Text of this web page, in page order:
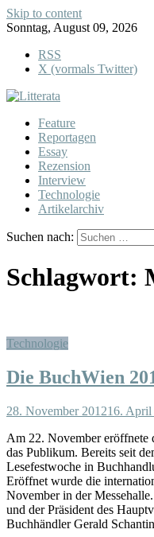
Skip to content
Sonntag, August 09, 2026
RSS
X (vormals Twitter)
Feature
Reportagen
Essay
Rezension
Interview
Technologie
Artikelarchiv
Suchen nach:
Schlagwort:
Technologie
Die BuchWien
28. November 201216. April
Am 22. November eröffnete
das Publikum. Bereits seit
Lesefestwoche in
Eröffnet wurde die
November in der
und der Präsident des
Buchhändler Gerald